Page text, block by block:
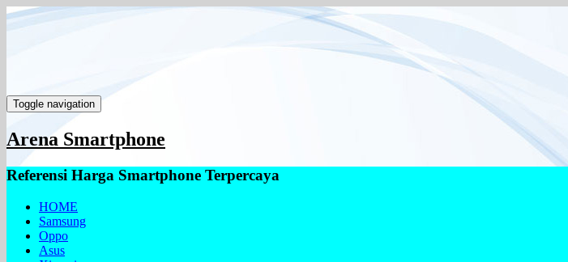
Toggle navigation
Arena Smartphone
Referensi Harga Smartphone Terpercaya
HOME
Samsung
Oppo
Asus